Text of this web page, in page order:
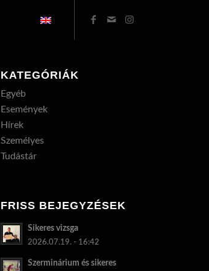
KATEGÓRIÁK
Egyéb
Események
Hírek
Személyes
Tudástár
FRISS BEJEGYZÉSEK
Sikeres vizsga
2026.07.19. - 16:42
Szerminárium és sikeres